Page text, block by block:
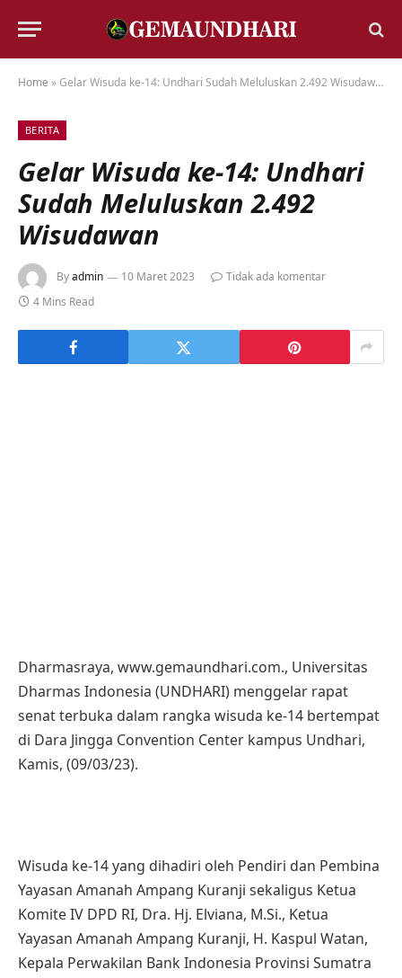
Home »Gelar Wisuda ke-14: Undhari Sudah Meluluskan 2.492 Wisudawan
BERITA
Gelar Wisuda ke-14: Undhari
Sudah Meluluskan 2.492
Wisudawan
Byadmin 10 Maret 2023
Tidak ada komentar
4 Mins Read
Dharmasraya, www.gemaundhari.com., Universitas
Dharmas Indonesia (UNDHARI) menggelar rapat
senat terbuka dalam rangka wisuda ke-14 bertempat
di Dara Jingga Convention Center kampus Undhari,
Kamis, (09/03/23).
Wisuda ke-14 yang dihadiri oleh Pendiri dan Pembina
Yayasan Amanah Ampang Kuranji sekaligus Ketua
Komite IV DPD RI, Dra. Hj. Elviana, M.Si., Ketua
Yayasan Amanah Ampang Kuranji, H. Kaspul Watan,
Kepala Perwakilan Bank Indonesia Provinsi Sumatra